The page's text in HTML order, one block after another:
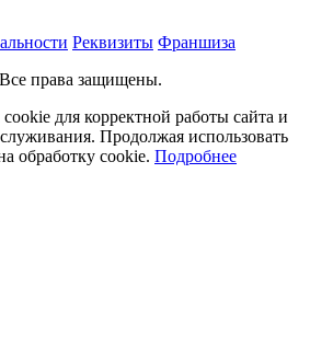
Реквизиты Франшиза
права защищены.
для корректной работы сайта и
Продолжая использовать
обработку cookie. Подробнее